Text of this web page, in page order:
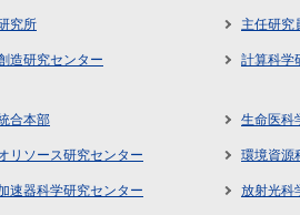
究所 主任研究
造研究センター 計算科学
合本部 生命医科
リソース研究センター 環境資源
速器科学研究センター 放射光科